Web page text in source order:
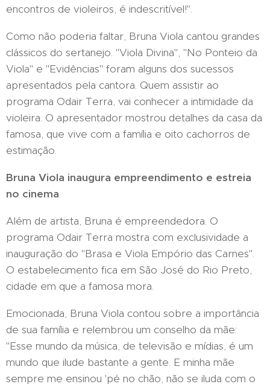
encontros de violeiros, é indescritível!".
Como não poderia faltar, Bruna Viola cantou grandes
clássicos do sertanejo. "Viola Divina", "No Ponteio da
Viola" e "Evidências" foram alguns dos sucessos
apresentados pela cantora. Quem assistir ao
programa Odair Terra, vai conhecer a intimidade da
violeira. O apresentador mostrou detalhes da casa da
famosa, que vive com a família e oito cachorros de
estimação.
Bruna Viola inaugura empreendimento e estreia
no cinema
Além de artista, Bruna é empreendedora. O
programa Odair Terra mostra com exclusividade a
inauguração do "Brasa e Viola Empório das Carnes".
O estabelecimento fica em São José do Rio Preto,
cidade em que a famosa mora.
Emocionada, Bruna Viola contou sobre a importância
de sua família e relembrou um conselho da mãe:
"Esse mundo da música, de televisão e mídias, é um
mundo que ilude bastante a gente. E minha mãe
sempre me ensinou 'pé no chão, não se iluda com o